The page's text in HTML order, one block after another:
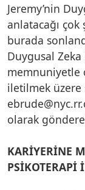
Jeremy’nin
anlatacağı çok
burada
Duygusal Zeka
memnuniyetle
iletilmek üzere
olarak
KARİYERİNE
PSİKOTERAPİ